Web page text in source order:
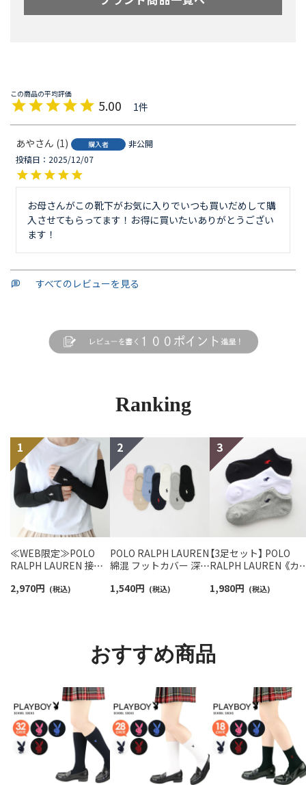
5.00 1
あや 1 購入者
非公開
投稿日
2025/12/07
お母さんがこの靴下がお気に入りでいつも買いだめして購
入させてもらってます！お得に買いたいありがとうござい
ます！
すべてのレビューを見る
Ranking
≪WEB限定≫POLO
RALPH LAUREN 接触
ームカバー ＆ レッグウ
2,970円 (税込)
POLO RALPH LAUREN
綿混 フットカバー 深履
カバーソックス レディ
1,540円 (税込)
【3足セット】 POLO
RALPH LAUREN 《カ
ーチサポート ワンポ
1,980円 (税込)
おすすめ商品